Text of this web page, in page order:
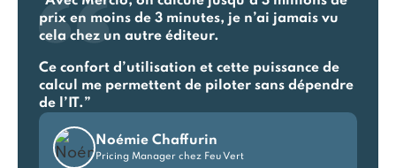
prix en moins de 3 minutes, je n’ai jamais vu
cela chez un autre éditeur.
Ce confort d’utilisation et cette puissance de
calcul me permettent de piloter sans dépendre
de l’IT.”
Noémie Chaffurin
Pricing Manager chez Feu Vert